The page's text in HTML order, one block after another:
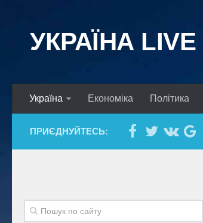
УКРАЇНА LIVE
Україна Економіка Політика
ПРИЄДНУЙТЕСЬ: